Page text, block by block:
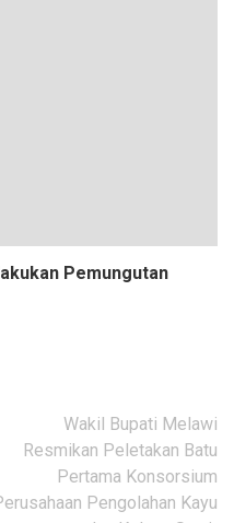
Pemungutan
Wakil Bupati Melawi
Resmikan Peletakan Batu
Pertama Konsorsium
Pengolahan Kayu